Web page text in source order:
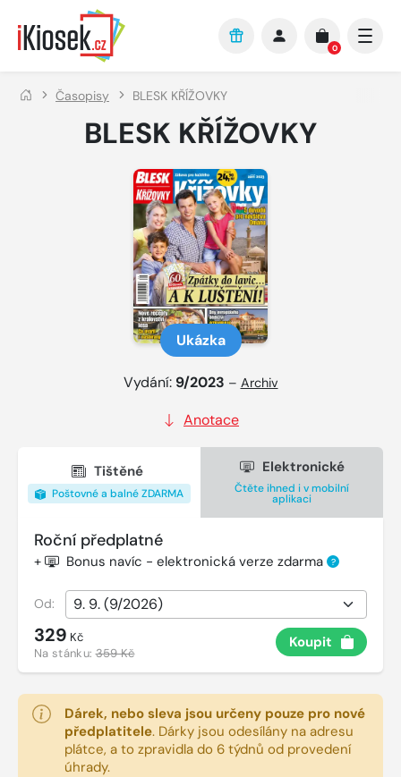
Přejít na hlavní obsah
0
Časopisy BLESK KŘÍŽOVKY
BLESK KŘÍŽOVKY
Ukázka
Vydání: 9/2023 – Archiv
Anotace
Tištěné
Poštovné a balné ZDARMA
Elektronické
Čtěte ihned i v mobilní
aplikaci
Roční předplatné
+ Bonus navíc - elektronická verze zdarma ?
Od:
329 Kč
Na stánku:359 Kč
Koupit
Dárek, nebo sleva jsou určeny pouze pro nové
předplatitele. Dárky jsou odesílány na adresu
plátce, a to zpravidla do 6 týdnů od provedení
úhrady.